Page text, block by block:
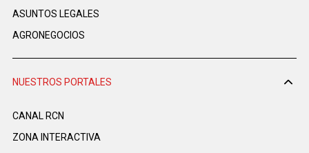
ASUNTOS LEGALES
AGRONEGOCIOS
NUESTROS PORTALES
CANAL RCN
ZONA INTERACTIVA